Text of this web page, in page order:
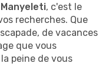
, c'est le
recherches. Que
de vacances
que vous
peine de vous